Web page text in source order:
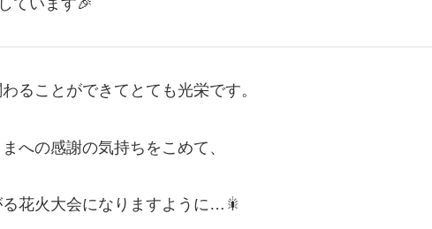
ることができてとても光栄です。
への感謝の気持ちをこめて、
花火大会になりますように…🎇